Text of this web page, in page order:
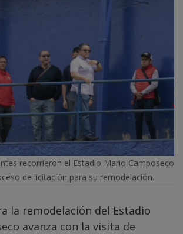
recorrieron el Estadio Mario Camposeco
de licitación para su remodelación.
la remodelación del Estadio
avanza con la visita de